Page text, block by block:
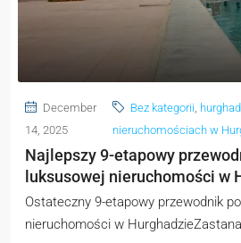
December
14, 2025
Bez kategorii,
nieruchomościach w
Najlepszy 9-etapowy
luksusowej nieruchomości w
Ostateczny 9-etapowy przewodnik
nieruchomości w